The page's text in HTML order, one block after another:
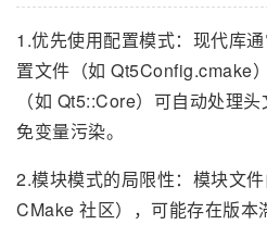
1.优先使用配置模式：现代库
置文件（如 Qt5Config.cmake
（如 Qt5::Core）可自动处理
免变量污染。
2.模块模式的局限性：模块文
CMake 社区），可能存在版本